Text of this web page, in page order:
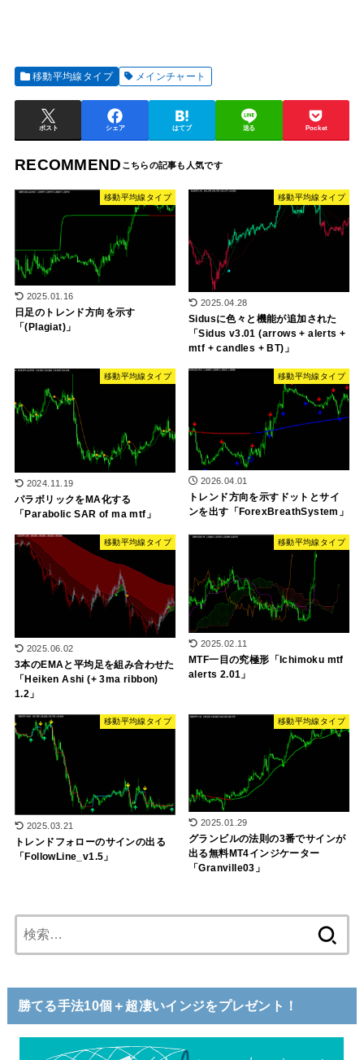
移動平均線タイプ メインチャート
ポスト シェア はてブ 送る Pocket
RECOMMEND
移動平均線タイプ
2025.01.16
日足のトレンド方向を示す
「(Plagiat)」
移動平均線タイプ
2025.04.28
Sidusに色々と機能が追加された
「Sidus v3.01 (arrows + alerts +
mtf + candles + BT)」
移動平均線タイプ
2024.11.19
パラボリックをMA化する
「Parabolic SAR of ma mtf」
移動平均線タイプ
2026.04.01
トレンド方向を示すドットとサイ
ンを出す「ForexBreathSystem」
移動平均線タイプ
2025.06.02
3本のEMAと平均足を組み合わせた
「Heiken Ashi (+ 3ma ribbon)
1.2」
移動平均線タイプ
2025.02.11
MTF一目の究極形「Ichimoku mtf
alerts 2.01」
移動平均線タイプ
2025.03.21
トレンドフォローのサインの出る
「FollowLine_v1.5」
移動平均線タイプ
2025.01.29
グランビルの法則の3番でサインが
出る無料MT4インジケーター
「Granville03」
索:
勝てる手法10個＋超凄いインジをプレゼント！